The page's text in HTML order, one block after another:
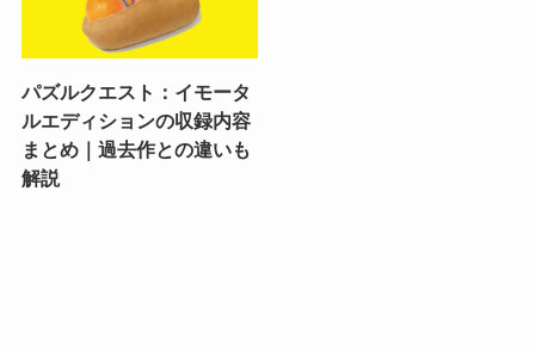
パズルクエスト：イモータ
ルエディションの収録内容
まとめ｜過去作との違いも
解説